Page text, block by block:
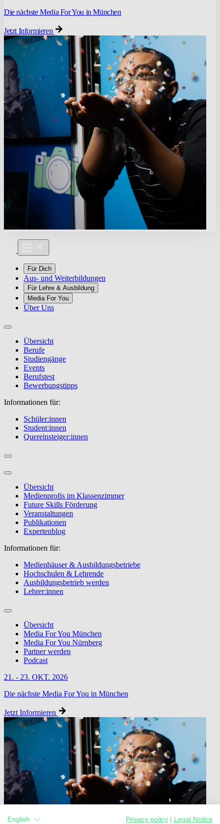
Die nächste Media For You in München
Jetzt Informieren
Für Dich
Aus- und Weiterbildungen
Für Lehre & Ausbildung
Media For You
Über Uns
Übersicht
Berufe
Studiengänge
Events
Berufstest
Bewerbungstipps
Informationen für:
Schüler:innen
Student:innen
Quereinsteiger:innen
Übersicht
Medienprofis im Klassenzimmer
Future Skills Förderung
Veranstaltungen
Publikationen
Expertenblog
Informationen für:
Medienhäuser & Ausbildungsbetriebe
Hochschulen & Lehrende
Ausbildungsbetrieb werden
Lehrer:innen
Übersicht
Media For You München
Media For You Nürnberg
Partner werden
Podcast
21. - 23. OKT. 2026
Die nächste Media For You in München
Jetzt Informieren
English Privacy policy Legal Notice